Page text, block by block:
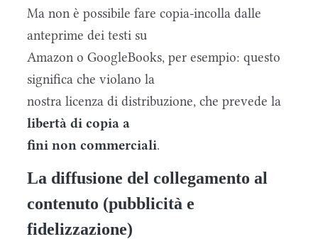
Ma non è possibile fare copia-incolla dalle
anteprime dei testi su
Amazon o GoogleBooks, per esempio: questo
significa che violano la
nostra licenza di distribuzione, che prevede la
libertà di copia a
fini non commerciali.
La diffusione del collegamento al
contenuto (pubblicità e
fidelizzazione)